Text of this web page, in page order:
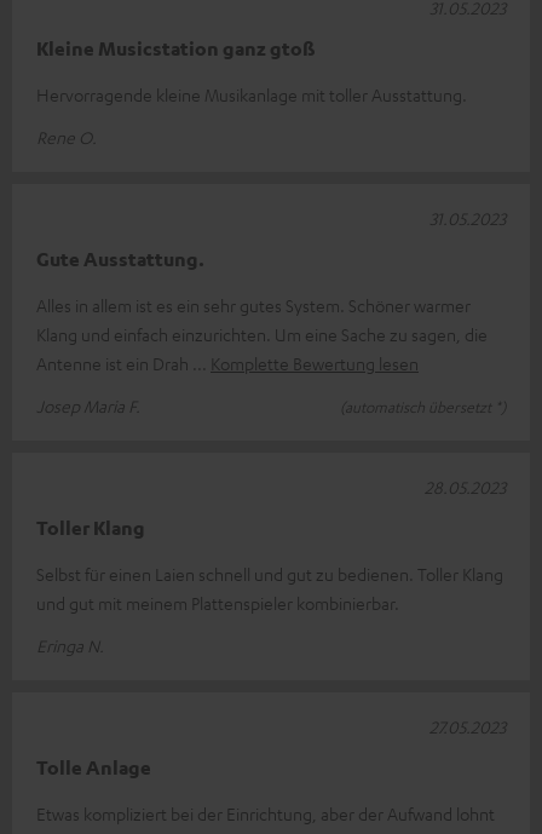
Kleine Musicstation ganz gtoß
Hervorragende kleine Musikanlage mit toller Ausstattung.
Rene O.
31.05.2023
Gute Ausstattung.
Alles in allem ist es ein sehr gutes System. Schöner warmer
Klang und einfach einzurichten. Um eine Sache zu sagen, die
Antenne ist ein Drah
Komplette Bewertung lesen
Josep Maria F.
(automatisch übersetzt *)
31.05.2023
Toller Klang
Selbst für einen Laien schnell und gut zu bedienen. Toller Klang
und gut mit meinem Plattenspieler kombinierbar.
Eringa N.
28.05.2023
Tolle Anlage
Etwas kompliziert bei der Einrichtung, aber der Aufwand lohnt
27.05.2023